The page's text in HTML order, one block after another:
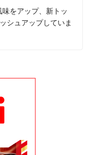
をアップ、新トッ
シュアップしていま